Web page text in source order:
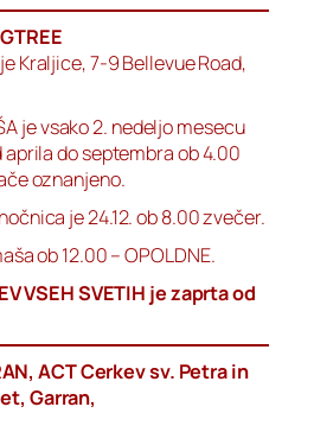
Kraljice, 7-9 Bellevue Road,
je vsako 2. nedeljo mesecu
do septembra ob 4.00
oznanjeno.
je 24.12. ob 8.00 zvečer.
ob 12.00 – OPOLDNE.
VSEH SVETIH je zaprta od
ACT Cerkev sv. Petra in
Garran,